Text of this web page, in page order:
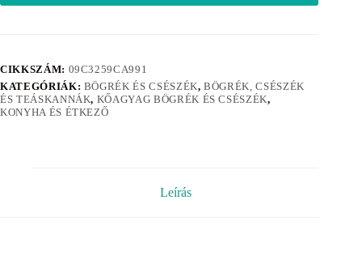
CIKKSZÁM: 09C3259CA991
KATEGÓRIÁK: BÖGRÉK ÉS CSÉSZÉK,BÖGRÉK, CSÉSZÉK
ÉS TEÁSKANNÁK, KŐAGYAG BÖGRÉK ÉS CSÉSZÉK,
KONYHA ÉS ÉTKEZŐ
Leírás